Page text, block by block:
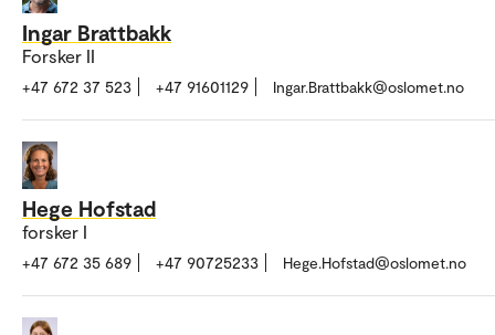
Ingar Brattbakk
Forsker II
+47 672 37 523 +47 91601129 Ingar.Brattbakk@oslomet.no
Hege Hofstad
forsker I
+47 672 35 689 +47 90725233 Hege.Hofstad@oslomet.no